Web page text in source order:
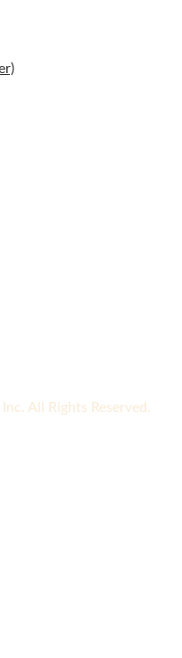
All Rights Reserved.